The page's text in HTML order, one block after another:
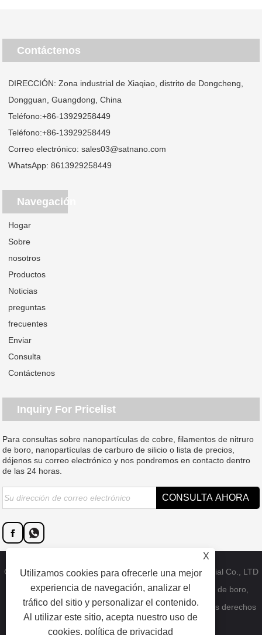
Contáctenos
DIRECCIÓN: Zona industrial de Xiaqiao, distrito de Dongcheng,
Dongguan, Guangdong, China
Teléfono:+86-13929258449
Teléfono:+86-13929258449
Correo electrónico:sales03@satnano.com
WhatsApp:8613929258449
Navegación
Hogar
Sobre
nosotros
Productos
Noticias
preguntas
frecuentes
Enviar
Consulta
Contáctenos
Inquiry For Pricelist
Para consultas sobre nanopartículas de cobre, filamentos de nitruro
de boro, nanopartículas de carburo de silicio o lista de precios,
déjenos su correo electrónico y nos pondremos en contacto dentro
de las 24 horas.
Copyright © 2023 Dongguan SAT nano technology material Co., LTD
- Nanopartículas de cobre de China, bigotes de nitruro de boro,
fábrica de nanopartículas de carburo de silicio - Todos los derechos
reservados.
X
Utilizamos cookies para ofrecerle una mejor
experiencia de navegación, analizar el
tráfico del sitio y personalizar el contenido.
Al utilizar este sitio, acepta nuestro uso de
cookies. política de privacidad